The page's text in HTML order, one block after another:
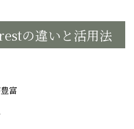
の違いと活用法
富